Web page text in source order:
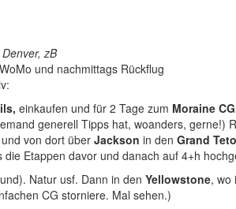
zB
und nachmittags Rückflug
einkaufen und für 2 Tage zum Moraine CG
generell Tipps hat, woanders, gerne!)
von dort überJackson in den Grand
Etappen davor und danach auf 4+h
Natur usf. Dann in den Yellowstone, wo
CG storniere. Mal sehen.)